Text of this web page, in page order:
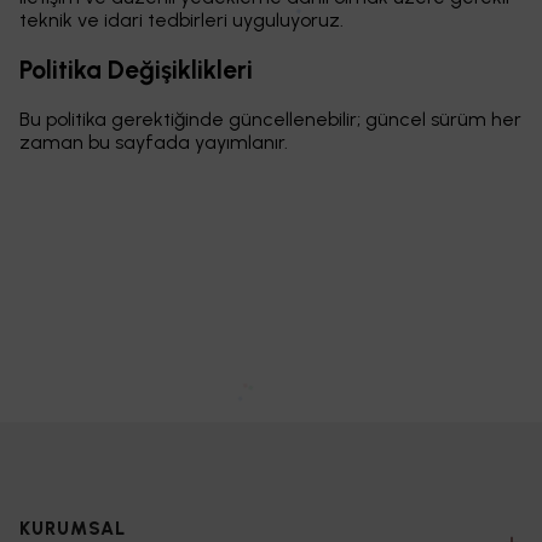
teknik ve idari tedbirleri uyguluyoruz.
Politika Değişiklikleri
Bu politika gerektiğinde güncellenebilir; güncel sürüm her
zaman bu sayfada yayımlanır.
KURUMSAL